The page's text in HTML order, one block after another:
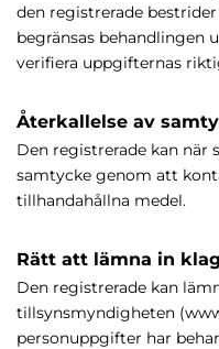
den registrerade
begränsas behandlingen
verifiera uppgifternas
Återkallelse av
Den registrerade kan när
samtycke genom att
tillhandahållna medel.
Rätt att lämna in
Den registrerade kan
tillsynsmyndigheten
personuppgifter har